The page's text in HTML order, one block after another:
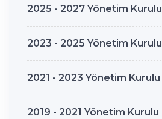
2025 - 2027 Yönetim Kurulu
2023 - 2025 Yönetim Kurulu
2021 - 2023 Yönetim Kurulu
2019 - 2021 Yönetim Kurulu